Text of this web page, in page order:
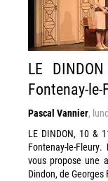
LE
Fontenay-le-
Pascal Vannier,
LE DINDON, 10 &
Fontenay-le-
vous propose une
Dindon, de